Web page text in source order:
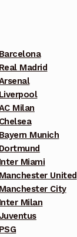
Madrid
Milan
Munich
Miami
United
City
Milan